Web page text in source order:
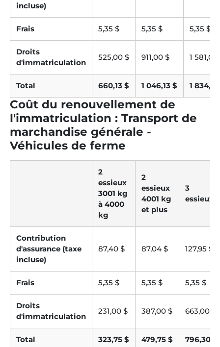
incluse)
Frais 5,35 $ 5,35 $ 5,35 $
Droits
d'immatriculation
525,00 $ 911,00 $ 1 581,00
Total 660,13 $ 1 046,13 $ 1
Coût du renouvellement de
l'immatriculation : Transport de
marchandise générale -
Véhicules de ferme
2
essieux
3001 kg
à 4000
kg
2
essieux
4001 kg
et plus
3
essieux
Contribution
d'assurance (taxe
incluse)
87,40 $ 87,04 $ 127,95 $
Frais 5,35 $ 5,35 $ 5,35 $
Droits
d'immatriculation
231,00 $ 387,00 $ 663,00 $
Total 323,75 $ 479,75 $ 796,30 $